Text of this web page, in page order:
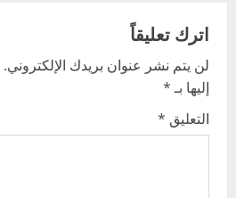
v
i
g
اترك تعليقاً
لن يتم نشر عنوان بريدك الإلكتروني.
إليها بـ*
التعليق *